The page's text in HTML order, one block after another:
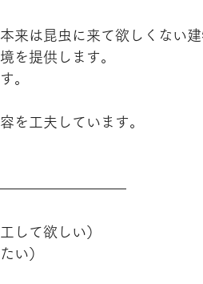
来は昆虫に来て欲しくない
を提供します。
。
を工夫しています。
して欲しい）
い）